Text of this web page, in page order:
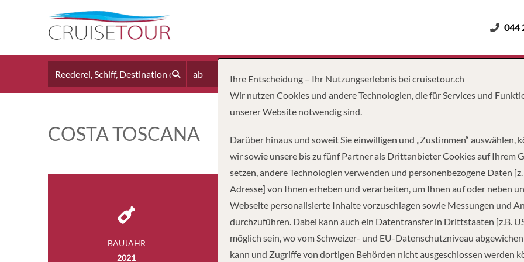
044
ab Erwachsene Kinder
COSTA TOSCANA
BAUJAHR
2021
BESATZUNG
1,646
TONNAGE
185,000
Ihre Entscheidung – Ihr Nutzungserlebnis bei cruisetour.ch
Wir nutzen Cookies und andere Technologien, die für Services und
unserer Website notwendig sind.
Darüber hinaus und soweit Sie einwilligen und „Zustimmen“ auswählen,
wir sowie unsere bis zu fünf Partner als Drittanbieter Cookies auf Ihrem
setzen, andere Technologien verwenden und personenbezogene Daten [z.
Adresse] von Ihnen erheben und verarbeiten, um Ihnen auf oder neben
Webseite personalisierte Inhalte vorzuschlagen sowie Messungen und
durchzuführen. Dabei kann auch ein Datentransfer in Drittstaaten [z.B.
möglich sein, wo vom Schweizer- und EU-Datenschutzniveau
kann und Zugriffe von dortigen Behörden nicht ausgeschlossen werden